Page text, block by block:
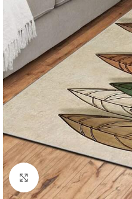
Click to enlarge